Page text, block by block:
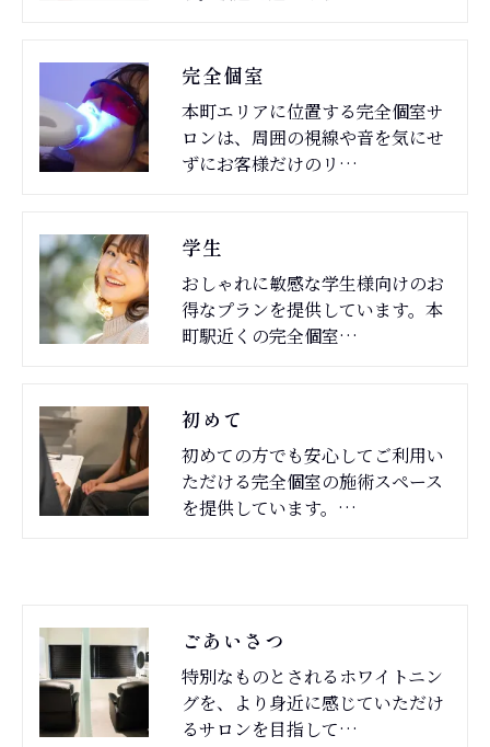
完全個室
本町エリアに位置する完全個室サ
ロンは、周囲の視線や音を気にせ
ずにお客様だけのリ…
学生
おしゃれに敏感な学生様向けのお
得なプランを提供しています。本
町駅近くの完全個室…
初めて
初めての方でも安心してご利用い
ただける完全個室の施術スペース
を提供しています。…
ごあいさつ
特別なものとされるホワイトニン
グを、より身近に感じていただけ
るサロンを目指して…